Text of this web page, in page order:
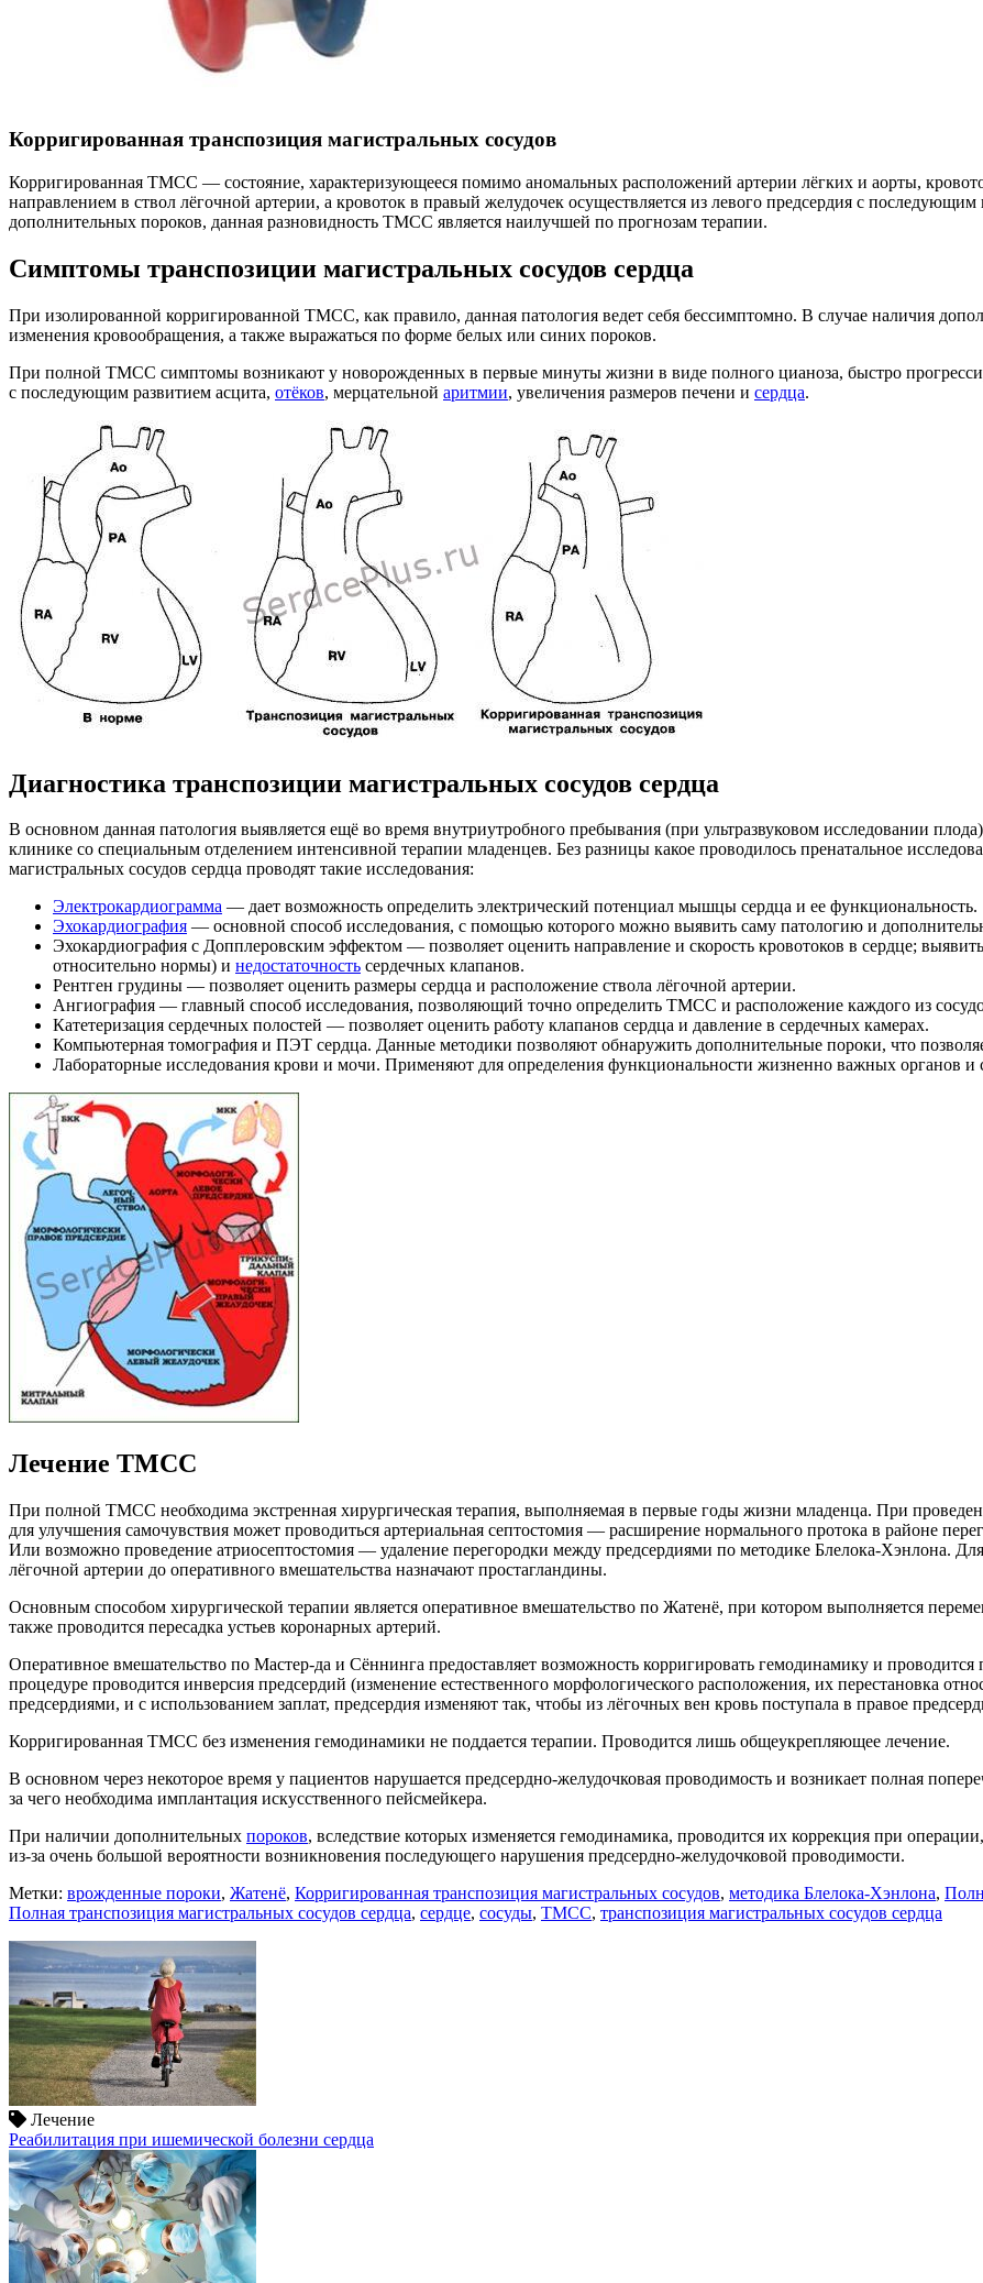
Корригированная транспозиция магистральных сосудов
Корригированная ТМСС — состояние, характеризующееся помимо аномальных расположений артерии лёгких и аорты,
направлением в ствол лёгочной артерии, а кровоток в правый желудочек осуществляется из левого предсердия с
дополнительных пороков, данная разновидность ТМСС является наилучшей по прогнозам терапии.
Симптомы транспозиции магистральных сосудов сердца
При изолированной корригированной ТМСС, как правило, данная патология ведет себя бессимптомно. В случае наличия
изменения кровообращения, а также выражаться по форме белых или синих пороков.
При полной ТМСС симптомы возникают у новорожденных в первые минуты жизни в виде полного цианоза, быстро
с последующим развитием асцита, отёков, мерцательной аритмии, увеличения размеров печени и сердца.
Диагностика транспозиции магистральных сосудов сердца
В основном данная патология выявляется ещё во время внутриутробного пребывания (при ультразвуковом исследовании
клинике со специальным отделением интенсивной терапии младенцев. Без разницы какое проводилось пренатальное
магистральных сосудов сердца проводят такие исследования:
Электрокардиограмма — дает возможность определить электрический потенциал мышцы сердца и ее функциональность.
Эхокардиография — основной способ исследования, с помощью которого можно выявить саму патологию и
Эхокардиография с Допплеровским эффектом — позволяет оценить направление и скорость кровотоков в сердце;
относительно нормы) и недостаточность сердечных клапанов.
Рентген грудины — позволяет оценить размеры сердца и расположение ствола лёгочной артерии.
Ангиография — главный способ исследования, позволяющий точно определить ТМСС и расположение каждого из
Катетеризация сердечных полостей — позволяет оценить работу клапанов сердца и давление в сердечных камерах.
Компьютерная томография и ПЭТ сердца. Данные методики позволяют обнаружить дополнительные пороки, что
Лабораторные исследования крови и мочи. Применяют для определения функциональности жизненно важных органов и
Лечение ТМСС
При полной ТМСС необходима экстренная хирургическая терапия, выполняемая в первые годы жизни младенца. При
для улучшения самочувствия может проводиться артериальная септостомия — расширение нормального протока в районе
Или возможно проведение атриосептостомия — удаление перегородки между предсердиями по методике Блелока-Хэнлона.
лёгочной артерии до оперативного вмешательства назначают простагландины.
Основным способом хирургической терапии является оперативное вмешательство по Жатенё, при котором выполняется
также проводится пересадка устьев коронарных артерий.
Оперативное вмешательство по Мастер-да и Сённинга предоставляет возможность корригировать гемодинамику и
процедуре проводится инверсия предсердий (изменение естественного морфологического расположения, их перестановка
предсердиями, и с использованием заплат, предсердия изменяют так, чтобы из лёгочных вен кровь поступала в правое
Корригированная ТМСС без изменения гемодинамики не поддается терапии. Проводится лишь общеукрепляющее лечение.
В основном через некоторое время у пациентов нарушается предсердно-желудочковая проводимость и возникает полная
за чего необходима имплантация искусственного пейсмейкера.
При наличии дополнительных пороков, вследствие которых изменяется гемодинамика, проводится их коррекция при
из-за очень большой вероятности возникновения последующего нарушения предсердно-желудочковой проводимости.
Метки: врожденные пороки, Жатенё, Корригированная транспозиция магистральных сосудов, методика Блелока-Хэнлона,
Полная транспозиция магистральных сосудов сердца, сердце, сосуды, ТМСС, транспозиция магистральных сосудов сердца
Лечение
Реабилитация при ишемической болезни сердца